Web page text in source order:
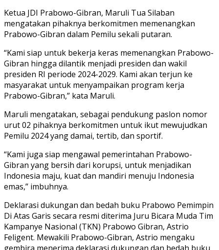
Ketua JDI Prabowo-Gibran, Maruli Tua Silaban
mengatakan pihaknya berkomitmen memenangkan
Prabowo-Gibran dalam Pemilu sekali putaran.
“Kami siap untuk bekerja keras memenangkan Prabowo-
Gibran hingga dilantik menjadi presiden dan wakil
presiden RI periode 2024-2029. Kami akan terjun ke
masyarakat untuk menyampaikan program kerja
Prabowo-Gibran,” kata Maruli.
Maruli mengatakan, sebagai pendukung paslon nomor
urut 02 pihaknya berkomitmen untuk ikut mewujudkan
Pemilu 2024 yang damai, tertib, dan sportif.
“Kami juga siap mengawal pemerintahan Prabowo-
Gibran yang bersih dari korupsi, untuk menjadikan
Indonesia maju, kuat dan mandiri menuju Indonesia
emas,” imbuhnya.
Deklarasi dukungan dan bedah buku Prabowo Pemimpin
Di Atas Garis secara resmi diterima Juru Bicara Muda Tim
Kampanye Nasional (TKN) Prabowo Gibran, Astrio
Feligent. Mewakili Prabowo-Gibran, Astrio mengaku